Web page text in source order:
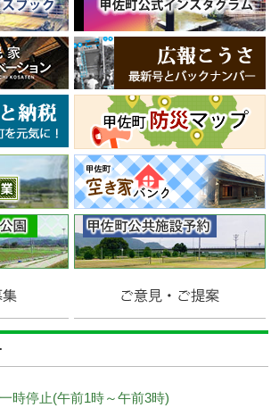
時停止(午前1時～午前3時)